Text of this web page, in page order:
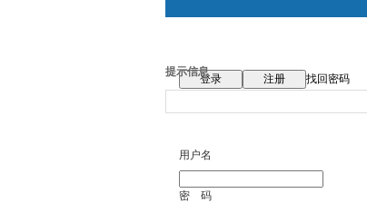
论坛首页
登录 注册
找回密码
提示信息
用户名
密 码